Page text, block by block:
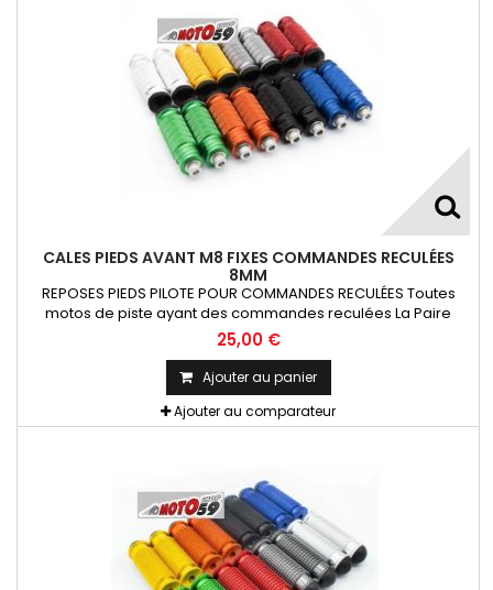
CALES PIEDS AVANT M8 FIXES COMMANDES RECULÉES
8MM
REPOSES PIEDS PILOTE POUR COMMANDES RECULÉES Toutes
motos de piste ayant des commandes reculées La Paire
25,00 €
Ajouter au panier
Ajouter au comparateur